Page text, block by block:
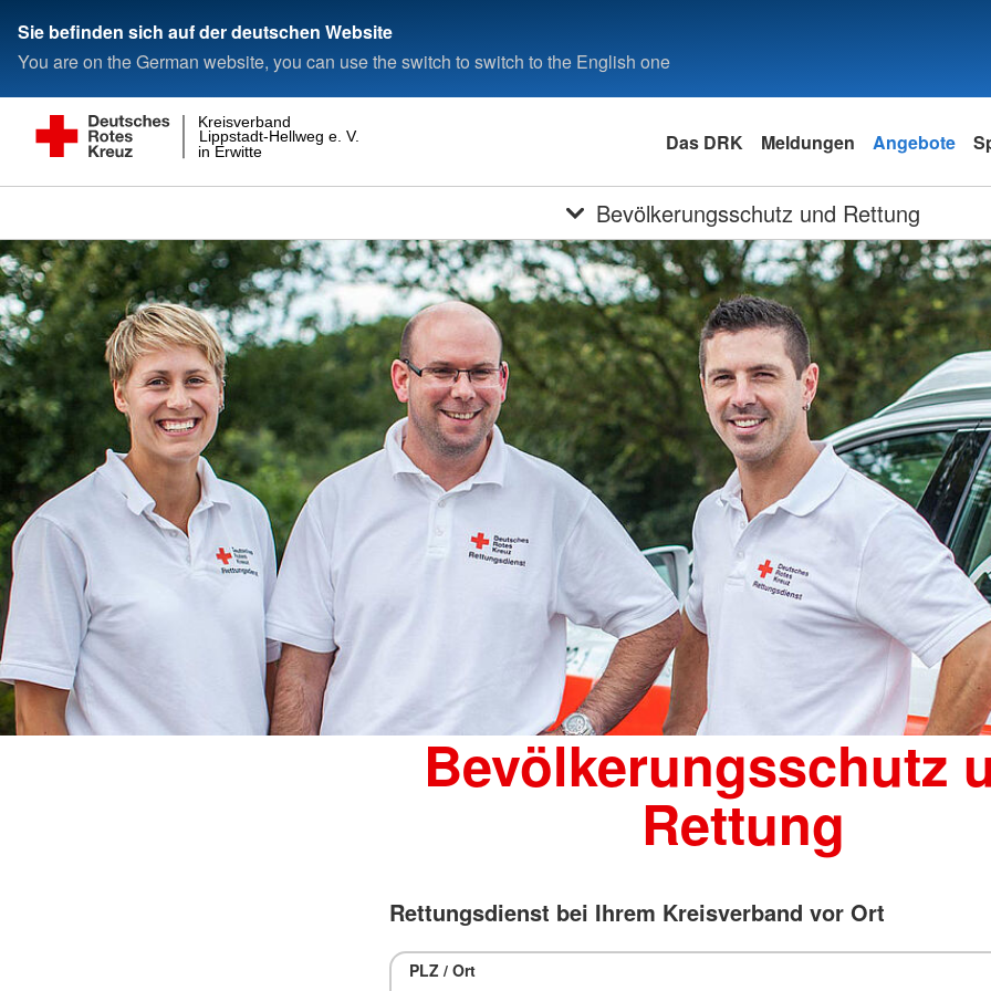
Sie befinden sich auf der deutschen Website
You are on the German website, you can use the switch to switch to the English one
in Erwitte
Lippstadt-Hellweg e. V.
Kreisverband
Das DRK Meldungen Angebote
Bevölkerungsschutz und Rettung
Bevölkerungsschutz
Rettung
Rettungsdienst bei Ihrem Kreisverband vor Ort
PLZ / Ort